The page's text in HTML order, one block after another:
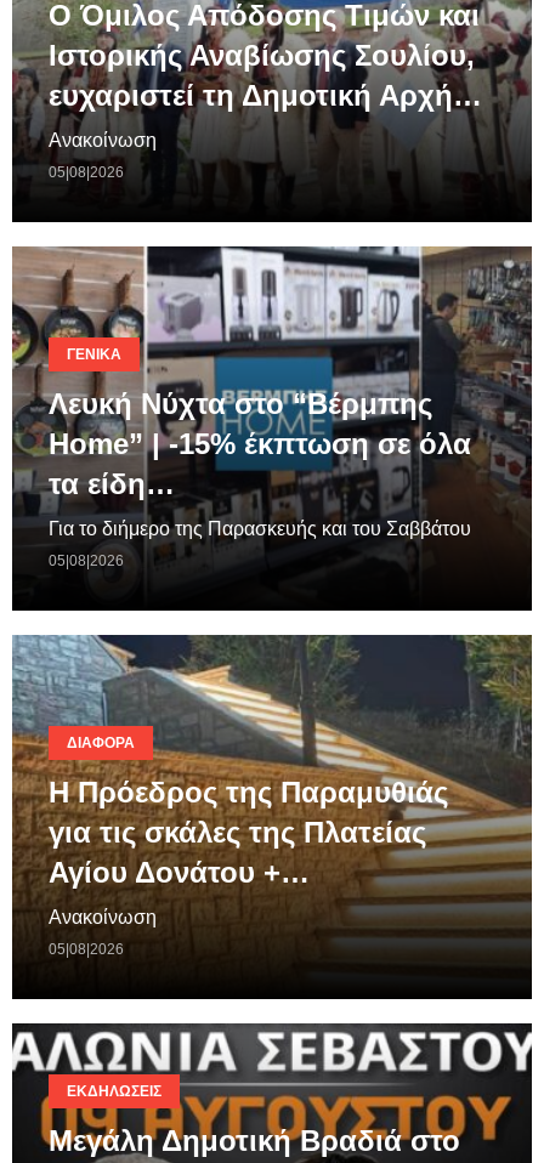
Ο Όμιλος Απόδοσης Τιμών και
Ιστορικής Αναβίωσης Σουλίου,
ευχαριστεί τη Δημοτική Αρχή…
Ανακοίνωση
05|08|2026
ΓΕΝΙΚΆ
Λευκή Νύχτα στο “Βέρμπης
Home” | -15% έκπτωση σε όλα
τα είδη…
Για το διήμερο της Παρασκευής και του Σαββάτου
05|08|2026
ΔΙΆΦΟΡΑ
Η Πρόεδρος της Παραμυθιάς
για τις σκάλες της Πλατείας
Αγίου Δονάτου +…
Ανακοίνωση
05|08|2026
ΕΚΔΗΛΏΣΕΙΣ
Μεγάλη Δημοτική Βραδιά στο